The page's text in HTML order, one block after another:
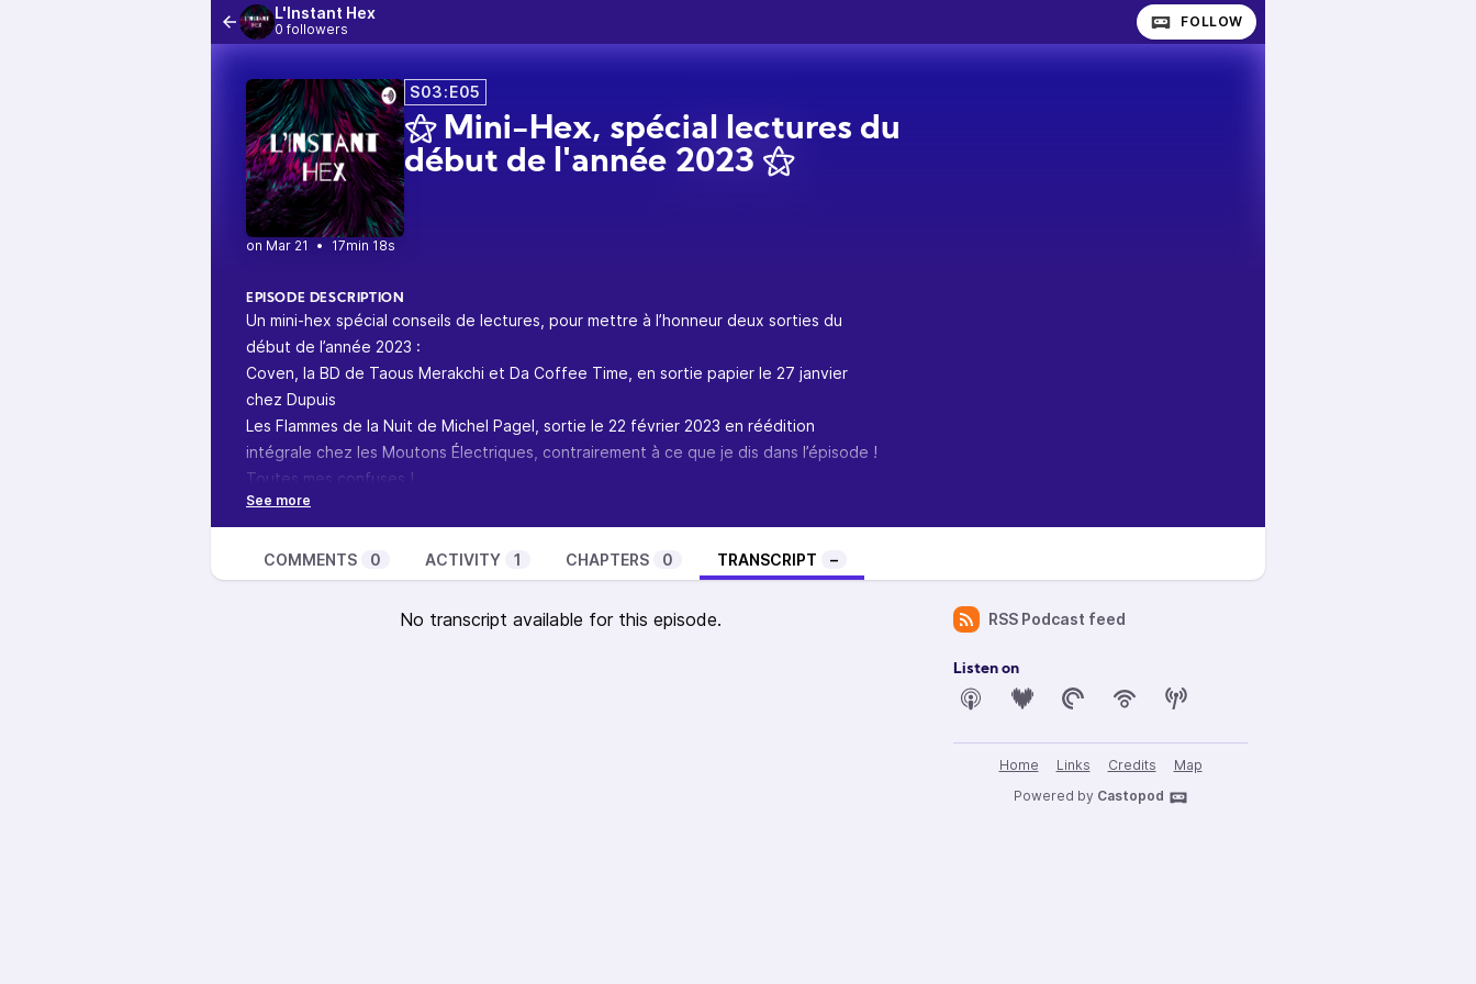
L'Instant Hex
0 followers FOLLOW
S03:E05
⚝ Mini-Hex, spécial lectures du
début de l'année 2023 ⚝
• 17min 18s
EPISODE DESCRIPTION
Un mini-hex spécial conseils de lectures, pour mettre à l’honneur deux sorties du
début de l’année 2023 :
Coven, la BD de Taous Merakchi et Da Coffee Time⁠ , en sortie papier le 27 janvier
chez Dupuis
Les Flammes de la Nuit de Michel Pagel⁠ , sortie le 22 février 2023 en réédition
intégrale chez les Moutons Électriques, contrairement à ce que je dis dans l’épisode !
Toutes mes confuses !
Musique :
⁠Demob Happy - Voodo Science⁠ - extrait de l’album Divine Machines, à venir le 26 mai
2023.
⁠PVRIS - Goddess⁠ - extrait du single éponyme sorti le 28 janvier 2023 chez Hopeless
COMMENTS 0 ACTIVITY 1 CHAPTERS 0 TRANSCRIPT –
No transcript available for this episode. RSS Podcast feed
Listen on
Home Links Credits
Map
Powered by Castopod